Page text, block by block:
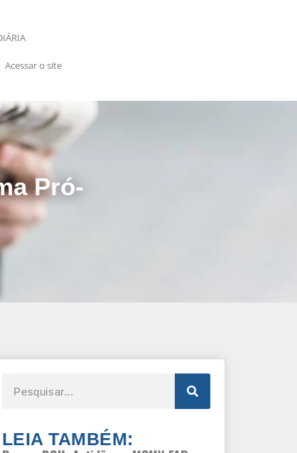
Acessar o site
Pró-
LEIA TAMBÉM: